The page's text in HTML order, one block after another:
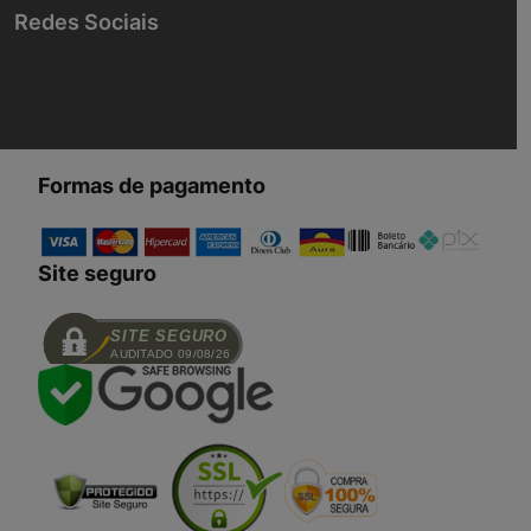
Redes Sociais
Formas de pagamento
Site seguro
SITE SEGURO
AUDITADO 09/08/26